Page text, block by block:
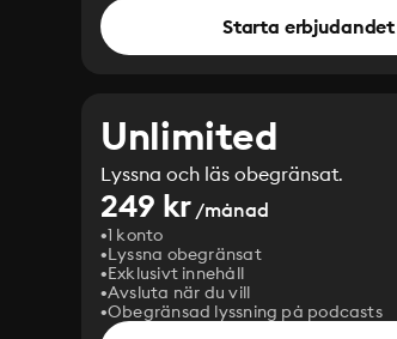
Starta erbjudandet
Unlimited
Lyssna och läs obegränsat.
249 kr/månad
1 konto
Lyssna obegränsat
Exklusivt innehåll
Avsluta när du vill
Obegränsad lyssning på podcasts